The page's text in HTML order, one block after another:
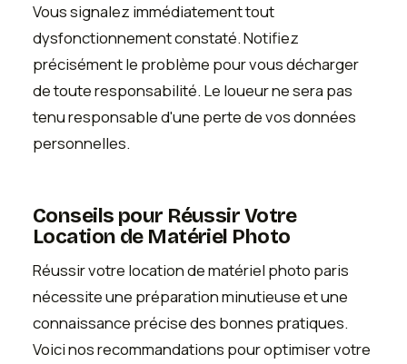
Vous signalez immédiatement tout
dysfonctionnement constaté. Notifiez
précisément le problème pour vous décharger
de toute responsabilité. Le loueur ne sera pas
tenu responsable d'une perte de vos données
personnelles.
Conseils pour Réussir Votre
Location de Matériel Photo
Réussir votre location de matériel photo paris
nécessite une préparation minutieuse et une
connaissance précise des bonnes pratiques.
Voici nos recommandations pour optimiser votre